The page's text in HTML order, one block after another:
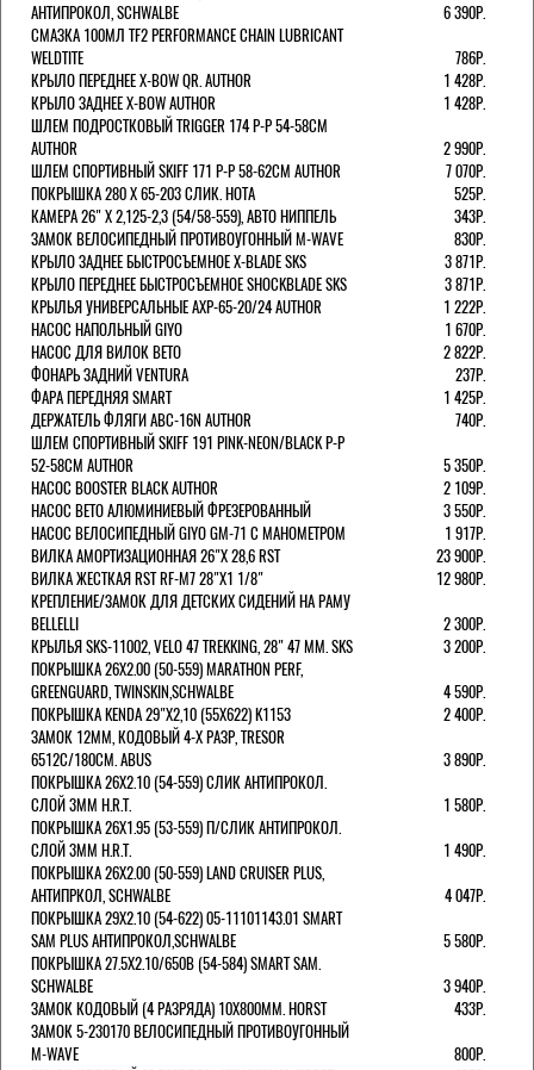
АНТИПРОКОЛ, SCHWALBE
6 390Р.
СМАЗКА 100МЛ TF2 PERFORMANCE CHAIN LUBRICANT
WELDTITE
786Р.
КРЫЛО ПЕРЕДНЕЕ X-BOW QR. AUTHOR
1 428Р.
КРЫЛО ЗАДНЕЕ X-BOW AUTHOR
1 428Р.
ШЛЕМ ПОДРОСТКОВЫЙ TRIGGER 174 Р-Р 54-58СМ
AUTHOR
2 990Р.
ШЛЕМ СПОРТИВНЫЙ SKIFF 171 Р-Р 58-62СМ AUTHOR
7 070Р.
ПОКРЫШКА 280 X 65-203 СЛИК. HOTA
525Р.
КАМЕРА 26" X 2,125-2,3 (54/58-559), АВТО НИППЕЛЬ
343Р.
ЗАМОК ВЕЛОСИПЕДНЫЙ ПРОТИВОУГОННЫЙ M-WAVE
830Р.
КРЫЛО ЗАДНЕЕ БЫСТРОСЪЕМНОЕ X-BLADE SKS
3 871Р.
КРЫЛО ПЕРЕДНЕЕ БЫСТРОСЪЕМНОЕ SHOCKBLADE SKS
3 871Р.
КРЫЛЬЯ УНИВЕРСАЛЬНЫЕ AXP-65-20/24 AUTHOR
1 222Р.
НАСОС НАПОЛЬНЫЙ GIYO
1 670Р.
НАСОС ДЛЯ ВИЛОК ВЕТО
2 822Р.
ФОНАРЬ ЗАДНИЙ VENTURA
237Р.
ФАРА ПЕРЕДНЯЯ SMART
1 425Р.
ДЕРЖАТЕЛЬ ФЛЯГИ ABC-16N AUTHOR
740Р.
ШЛЕМ СПОРТИВНЫЙ SKIFF 191 PINK-NEON/BLACK Р-Р
52-58СМ AUTHOR
5 350Р.
НАСОС BOOSTER BLACK AUTHOR
2 109Р.
НАСОС BETO АЛЮМИНИЕВЫЙ ФРЕЗЕРОВАННЫЙ
3 550Р.
НАСОС ВЕЛОСИПЕДНЫЙ GIYO GM-71 С МАНОМЕТРОМ
1 917Р.
ВИЛКА АМОРТИЗАЦИОННАЯ 26"Х 28,6 RST
23 900Р.
ВИЛКА ЖЕСТКАЯ RST RF-M7 28"Х1 1/8"
12 980Р.
КРЕПЛЕНИЕ/ЗАМОК ДЛЯ ДЕТСКИХ СИДЕНИЙ НА РАМУ
BELLELLI
2 300Р.
КРЫЛЬЯ SKS-11002, VELO 47 TREKKING, 28" 47 ММ. SKS
3 200Р.
ПОКРЫШКА 26X2.00 (50-559) MARATHON PERF,
GREENGUARD, TWINSKIN,SCHWALBE
4 590Р.
ПОКРЫШКА KENDA 29"Х2,10 (55X622) K1153
2 400Р.
ЗАМОК 12ММ, КОДОВЫЙ 4-Х РАЗР, TRESOR
6512C/180СМ. ABUS
3 890Р.
ПОКРЫШКА 26X2.10 (54-559) СЛИК АНТИПРОКОЛ.
СЛОЙ 3ММ H.R.T.
1 580Р.
ПОКРЫШКА 26X1.95 (53-559) П/СЛИК АНТИПРОКОЛ.
СЛОЙ 3ММ H.R.T.
1 490Р.
ПОКРЫШКА 26X2.00 (50-559) LAND CRUISER PLUS,
АНТИПРКОЛ, SCHWALBE
4 047Р.
ПОКРЫШКА 29X2.10 (54-622) 05-11101143.01 SMART
SAM PLUS АНТИПРОКОЛ,SCHWALBE
5 580Р.
ПОКРЫШКА 27.5X2.10/650B (54-584) SMART SAM.
SCHWALBE
3 940Р.
ЗАМОК КОДОВЫЙ (4 РАЗРЯДА) 10Х800ММ. HORST
433Р.
ЗАМОК 5-230170 ВЕЛОСИПЕДНЫЙ ПРОТИВОУГОННЫЙ
M-WAVE
800Р.